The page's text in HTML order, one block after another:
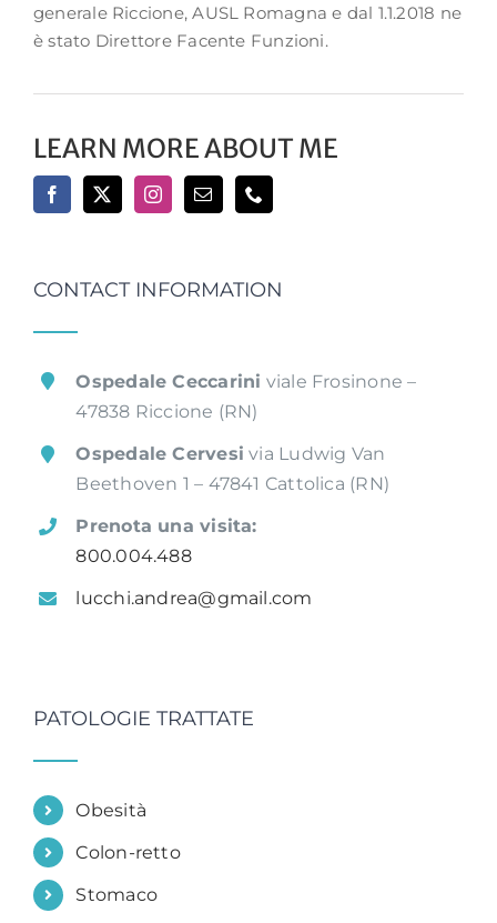
generale Riccione, AUSL Romagna e dal 1.1.2018 ne
è stato Direttore Facente Funzioni.
LEARN MORE ABOUT ME
CONTACT INFORMATION
Ospedale Ceccarini viale Frosinone –
47838 Riccione (RN)
Ospedale Cervesi via Ludwig Van
Beethoven 1 – 47841 Cattolica (RN)
Prenota una visita:
800.004.488
lucchi.andrea@gmail.com
PATOLOGIE TRATTATE
Obesità
Colon-retto
Stomaco